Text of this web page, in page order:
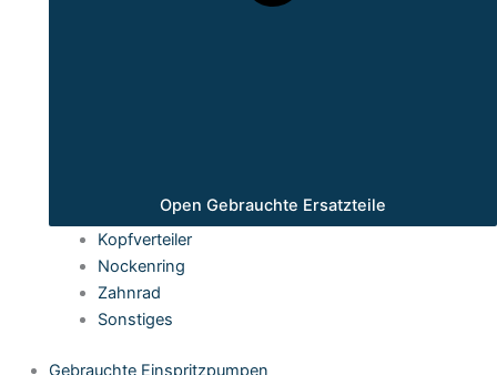
Open Gebrauchte Ersatzteile
Kopfverteiler
Nockenring
Zahnrad
Sonstiges
Gebrauchte Einspritzpumpen